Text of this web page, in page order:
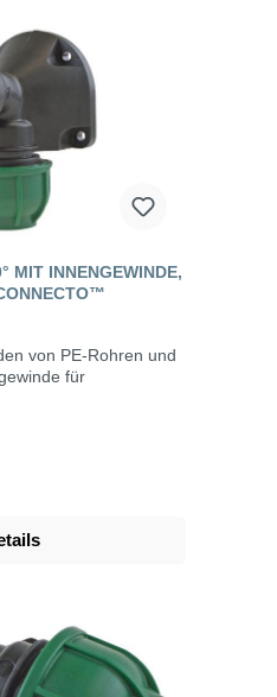
MIT INNENGEWINDE,
von PE-Rohren und
für